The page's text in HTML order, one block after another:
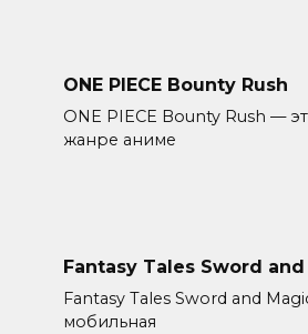
ONE PIECE Bounty Rush
ONE PIECE Bounty Rush —
жанре аниме
Fantasy Tales Sword
Fantasy Tales Sword and
мобильная